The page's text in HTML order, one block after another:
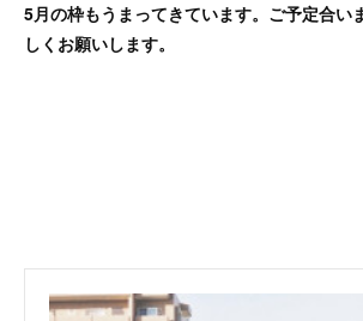
5月の枠もうまってきています。ご予定合い
しくお願いします。